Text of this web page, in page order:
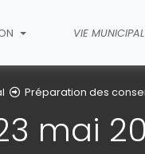
VIE
Préparation des
mai